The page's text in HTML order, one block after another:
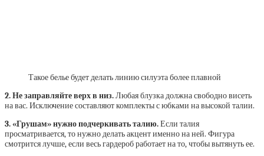
Такое белье будет делать линию силуэта более плавной
2. Не заправляйте верх в низ.Любая блузка должна свободно висеть
на вас. Исключение составляют комплекты с юбками на высокой талии.
3. «Грушам» нужно подчеркивать талию.Если талия
просматривается, то нужно делать акцент именно на ней. Фигура
смотрится лучше, если весь гардероб работает на то, чтобы вытянуть ее.